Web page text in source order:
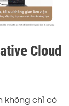
Cloud
không chỉ có